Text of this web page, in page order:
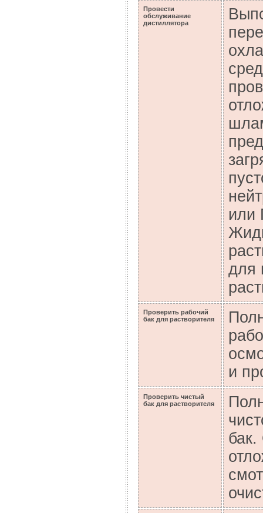
Провести
обслуживание
дистиллятора
или
для
Проверить рабочий
бак для растворителя
и
Проверить чистый
бак для растворителя